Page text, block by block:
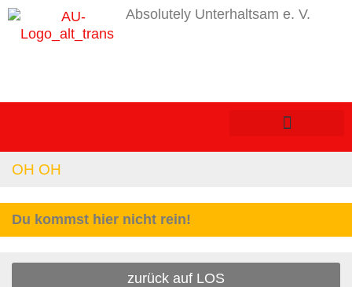
Absolutely Unterhaltsam e. V.
OH OH
Du kommst hier nicht rein!
zurück auf LOS